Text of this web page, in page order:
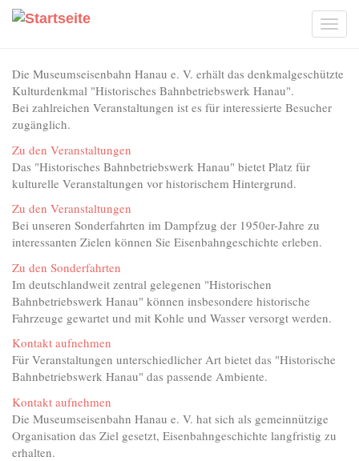
Direkt
zum
Die Museumseisenbahn Hanau e. V. erhält das denkmalgeschützte
Kulturdenkmal "Historisches Bahnbetriebswerk Hanau".
Bei zahlreichen Veranstaltungen ist es für interessierte Besucher
zugänglich.
Zu den Veranstaltungen
Das "Historisches Bahnbetriebswerk Hanau" bietet Platz für
kulturelle Veranstaltungen vor historischem Hintergrund.
Zu den Veranstaltungen
Bei unseren Sonderfahrten im Dampfzug der 1950er-Jahre zu
interessanten Zielen können Sie Eisenbahngeschichte erleben.
Zu den Sonderfahrten
Im deutschlandweit zentral gelegenen "Historischen
Bahnbetriebswerk Hanau" können insbesondere historische
Fahrzeuge gewartet und mit Kohle und Wasser versorgt werden.
Kontakt aufnehmen
Für Veranstaltungen unterschiedlicher Art bietet das "Historische
Bahnbetriebswerk Hanau" das passende Ambiente.
Kontakt aufnehmen
Die Museumseisenbahn Hanau e. V. hat sich als gemeinnützige
Organisation das Ziel gesetzt, Eisenbahngeschichte langfristig zu
erhalten.